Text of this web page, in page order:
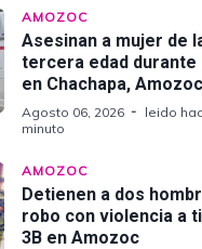
AMOZOC
Asesinan a mujer de
tercera edad durante
en Chachapa, Amozoc
Agosto 06, 2026
leido
minuto
AMOZOC
Detienen a dos
robo con violencia a
3B en Amozoc